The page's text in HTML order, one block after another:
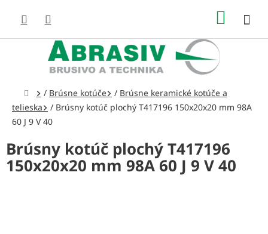
obsah
Domov
/ Brúsne kotúče / Brúsne keramické kotúče a
telieska
/ Brúsny kotúč plochý T417196 150x20x20 mm 98A
60 J 9 V 40
Brúsny kotúč plochý T417196
150x20x20 mm 98A 60 J 9 V 40